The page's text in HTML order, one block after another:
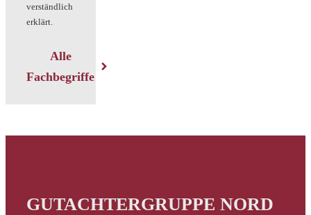
verständlich
erklärt.
Alle
Fachbegriffe
GUTACHTERGRUPPE NORD